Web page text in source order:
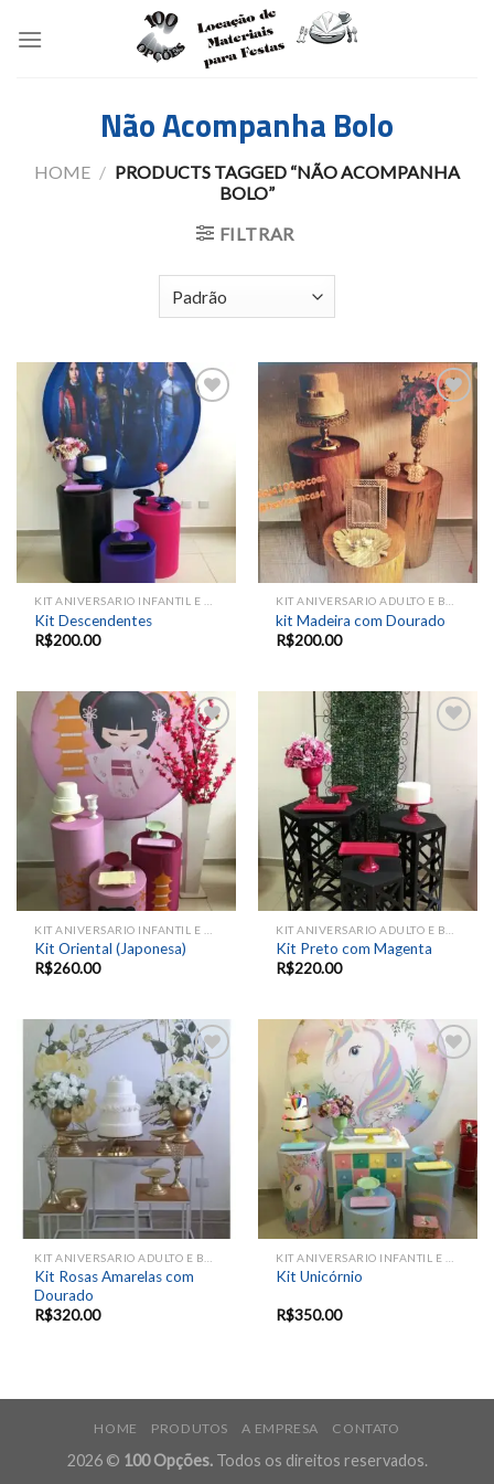
Não Acompanha Bolo
HOME / PRODUCTS TAGGED “NÃO ACOMPANHA
BOLO”
FILTRAR
Add to
wishlist
Kit Descendentes
R$200.00
Add to
wishlist
kit Madeira com Dourado
R$200.00
Add to
wishlist
Kit Oriental (Japonesa)
R$260.00
Kit Preto com Magenta
R$220.00
Add to
wishlist
Kit Rosas Amarelas com
Dourado
R$320.00
Add to
wishlist
Kit Unicórnio
R$350.00
HOME PRODUTOS A EMPRESA CONTATO
2026 © 100 Opções.Todos os direitos reservados.